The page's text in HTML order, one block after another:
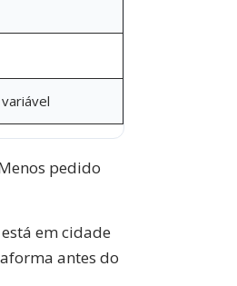
pedido
em cidade
antes do